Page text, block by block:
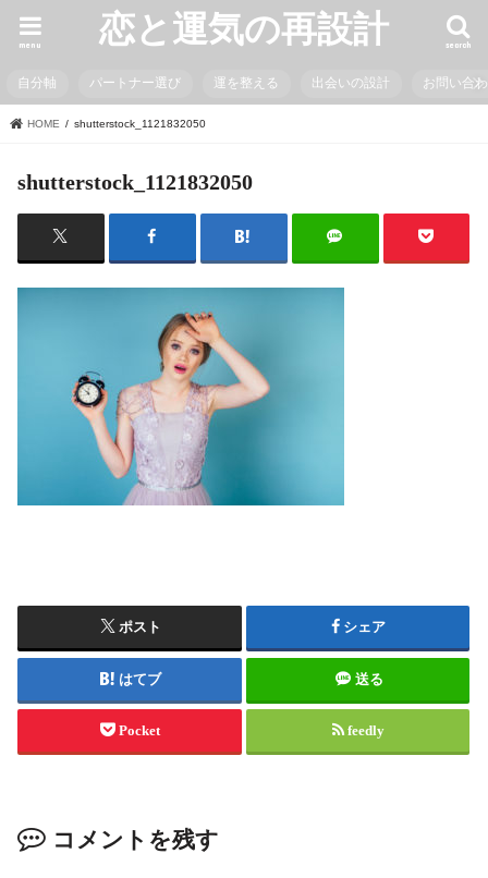
恋と運気の再設計 search
menu
自分軸 パートナー選び 運を整える 出会いの設計 お問い合
HOME shutterstock_1121832050
shutterstock_1121832050
ポスト シェア
はてブ 送る
Pocket feedly
コメントを残す